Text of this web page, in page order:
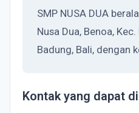
SMP NUSA DUA
Nusa Dua, Benoa,
Badung, Bali, dengan
Kontak yang dapat